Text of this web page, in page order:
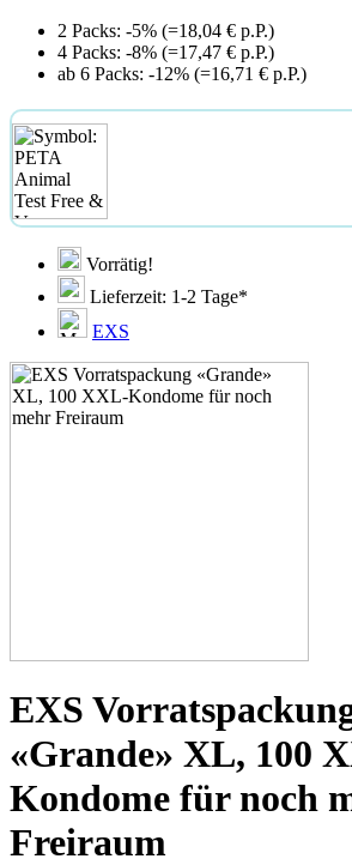
2 Packs: -5% (=18,04 € p.P.)
4 Packs: -8% (=17,47 € p.P.)
ab 6 Packs: -12% (=16,71 € p.P.)
Vorrätig!
Lieferzeit: 1-2 Tage*
EXS
EXS
«Grande» XL, 100
Kondome für noch
Freiraum